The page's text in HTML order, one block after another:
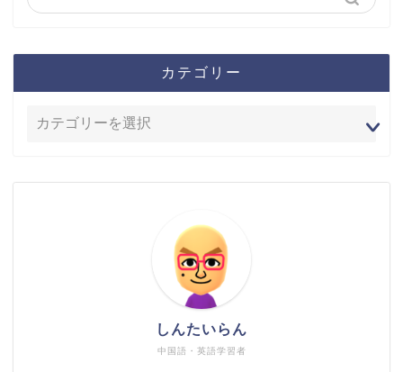
カテゴリー
中国語・英語学習者
しんたいらん